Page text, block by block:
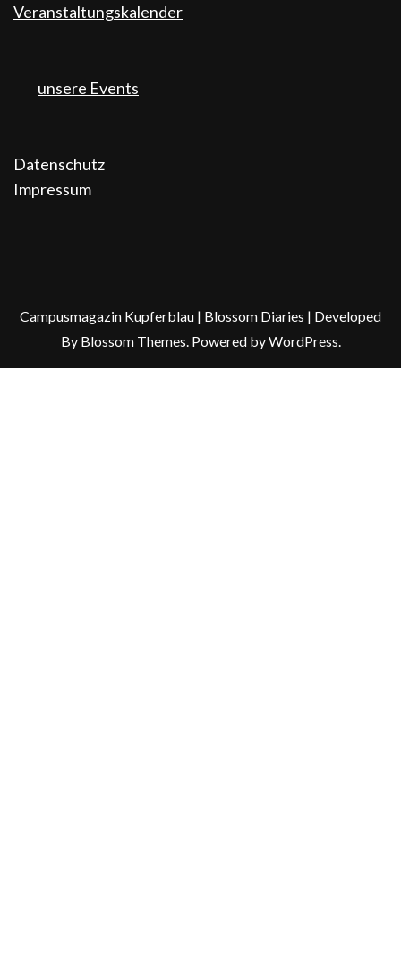
Veranstaltungskalender
unsere Events
Datenschutz
Impressum
Campusmagazin Kupferblau | Blossom Diaries | Developed
By Blossom Themes. Powered byWordPress.